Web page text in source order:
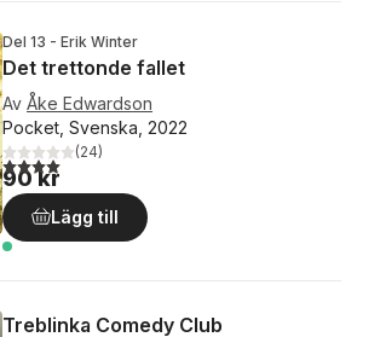
Del 13 - Erik Winter
Det trettonde fallet
Av Åke Edwardson
Pocket, Svenska, 2022
4,0utav 5 stjärnor. Totalt antal röster:
(24)
90 kr
Lägg till
Treblinka Comedy Club